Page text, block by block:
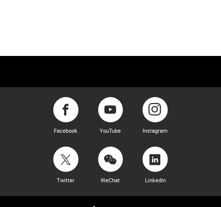
Facebook YouTube Instagram
Twitter WeChat LinkedIn